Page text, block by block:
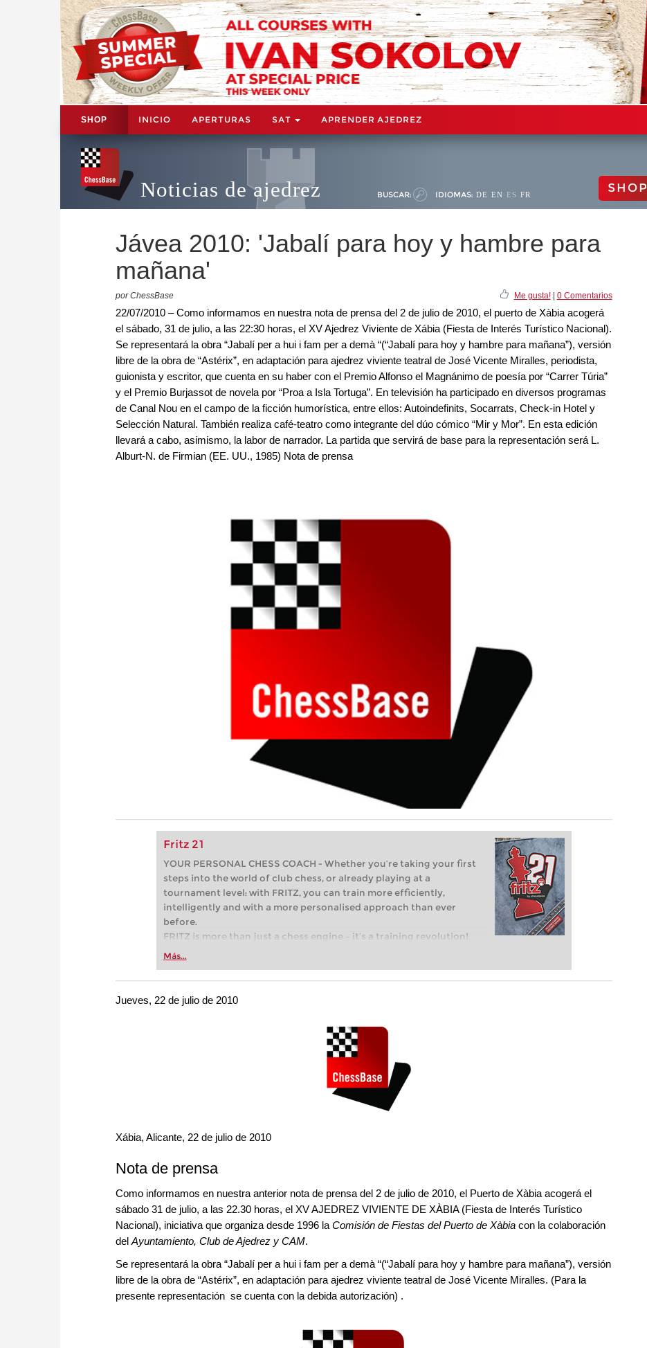
SHOP INICIO APERTURAS SAT APRENDER AJEDREZ
Noticias de ajedrez BUSCAR: IDIOMAS: DE EN ES FR SHOP
Jávea 2010: 'Jabalí para hoy y hambre para
mañana'
por ChessBase Me gusta!| 0 Comentarios
22/07/2010 – Como informamos en nuestra nota de prensa del 2 de julio de 2010, el puerto de Xàbia acogerá
el sábado, 31 de julio, a las 22:30 horas, el XV Ajedrez Viviente de Xábia (Fiesta de Interés Turístico Nacional).
Se representará la obra “Jabalí per a hui i fam per a demà “(“Jabalí para hoy y hambre para mañana”), versión
libre de la obra de “Astérix”, en adaptación para ajedrez viviente teatral de José Vicente Miralles, periodista,
guionista y escritor, que cuenta en su haber con el Premio Alfonso el Magnánimo de poesía por “Carrer Túria”
y el Premio Burjassot de novela por “Proa a Isla Tortuga”. En televisión ha participado en diversos programas
de Canal Nou en el campo de la ficción humorística, entre ellos: Autoindefinits, Socarrats, Check-in Hotel y
Selección Natural. También realiza café-teatro como integrante del dúo cómico “Mir y Mor”. En esta edición
llevará a cabo, asimismo, la labor de narrador. La partida que servirá de base para la representación será L.
Alburt-N. de Firmian (EE. UU., 1985) Nota de prensa
Fritz 21
YOUR PERSONAL CHESS COACH - Whether you’re taking your first
steps into the world of club chess, or already playing at a
tournament level: with FRITZ, you can train more efficiently,
intelligently and with a more personalised approach than ever
before.
FRITZ is more than just a chess engine – it’s a training revolution!
Whether you’re taking your first steps into the world of club chess,
more efficiently, intelligently and with a more personalised
approach than ever before.
Más...
Jueves, 22 de julio de 2010
Xábia, Alicante, 22 de julio de 2010
Nota de prensa
Como informamos en nuestra anterior nota de prensa del 2 de julio de 2010, el Puerto de Xàbia acogerá el
sábado 31 de julio, a las 22.30 horas, el XV AJEDREZ VIVIENTE DE XÀBIA (Fiesta de Interés Turístico
Nacional), iniciativa que organiza desde 1996 la Comisión de Fiestas del Puerto de Xàbia con la colaboración
del Ayuntamiento, Club de Ajedrez y CAM.
Se representará la obra “Jabalí per a hui i fam per a demà “(“Jabalí para hoy y hambre para mañana”), versión
libre de la obra de “Astérix”, en adaptación para ajedrez viviente teatral de José Vicente Miralles. (Para la
presente representación se cuenta con la debida autorización) .